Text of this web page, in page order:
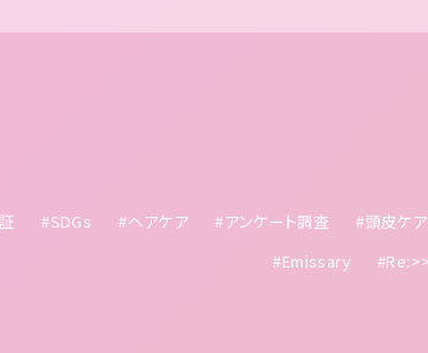
#SDGs #ヘアケア #アンケート調査 #頭皮ケア
#Emissary